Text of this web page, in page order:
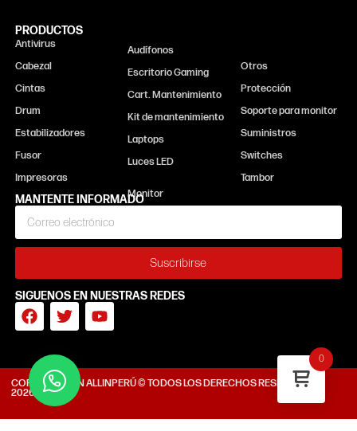
PRODUCTOS
Antivirus
Cabezal
Cintas
Drum
Estabilizadores
Fusor
Impresoras
Audífonos
Escritorio Gaming
Cart. Mantenimiento
Kit de mantenimiento
Laptops
Luces LED
Otros
Protección
Soporte para monitor
Suministros
Switches
Tambor
MANTENTE INFORMADO
Suscribirse
SIGUENOS EN NUESTRAS REDES
CORPORACIÓN ALLINPERÚ © TODOS LOS DERECHOS RESERVADOS
2026
0